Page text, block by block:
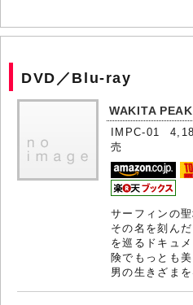
DVD／Blu-ray
WAKITA
IMPC-01
売
サーフィンの
その名を刻ん
を巡るドキュ
険でもっとも
男の生きざま